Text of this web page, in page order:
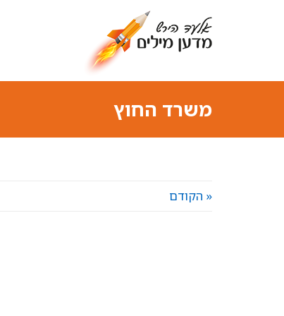
משרד החוץ
« הקודם